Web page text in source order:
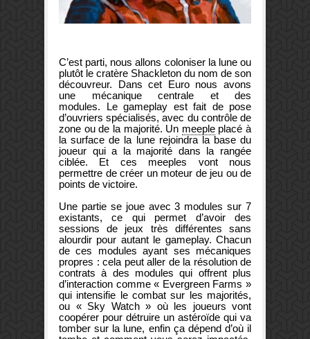
C’est parti, nous allons coloniser la lune ou
plutôt le cratère Shackleton du nom de son
découvreur. Dans cet Euro nous avons
une mécanique centrale et des
modules. Le gameplay est fait de pose
d’ouvriers spécialisés, avec du contrôle de
zone ou de la majorité. Un meepleplacé à
la surface de la lune rejoindra la base du
joueur qui a la majorité dans la rangée
ciblée. Et ces meeples vont nous
permettre de créer un moteur de jeu ou de
points de victoire.
Une partie se joue avec 3 modules sur 7
existants, ce qui permet d’avoir des
sessions de jeux très différentes sans
alourdir pour autant le gameplay. Chacun
de ces modules ayant ses mécaniques
propres : cela peut aller de la résolution de
contrats à des modules qui offrent plus
d’interaction comme « Evergreen Farms »
qui intensifie le combat sur les majorités,
ou « Sky Watch » où les joueurs vont
coopérer pour détruire un astéroïde qui va
tomber sur la lune, enfin ça dépend d’où il